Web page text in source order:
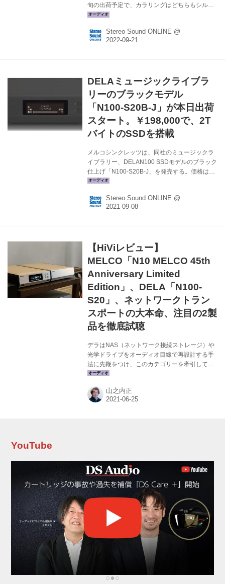
旬の出荷予定で、カラリングはどちらもシルバ
ーのみ。 N50-H20-J ￥198,000（税込、2Tバイ
注生産、6TバイトHDD搭載） N50は、DELAブ
ランドの代名詞となった「N1A」の外観はその
今回新たに2TバイトHDDモデルと、6Tバイト
HDDモデルが登場する。 N1Aからの進化点は以
下の通り。 ●電源部は...
Stereo Sound ONLINE @
DELAミュージックライブラ
リーのブラックモデル
「N100-S20B-J」が本日出荷
スタート。￥198,000で、2T
バイトのSSDを搭載
メルコシンクレッツは、同社のミュージックラ
イブラリー、DELAN100 SSDモデルのブラック
仕上げ「N100-S20B-J」を発売する。価格は
￥198,000（税込）で、本日出荷開始される。
リーとして人気を集めており、以前からブラッ
クモデルが欲しいという要望があったそうだ。
（1.6mm厚）を介し、新規選定された 2.5イン
チのカスタム仕様2TバイトSSDドライブを一基
Stereo Sound ONLINE @
【HiViレビュー】
MELCO「N10 MELCO 45th
Anniversary Limited
Edition」、DELA「N100-
S20」、ネットワークトラン
スポートの大本命、注目の2製
品を徹底試聴
デラはNAS（ネットワーク接続ストレージ）や
光学ドライブをオーディオ目線で再設計する手
法に先鞭をつけ、このカテゴリーを牽引してき
た。フルサイズのN1AとN1Zの各シリーズに加
して選択肢を拡大。さらにネットワークスイッ
チや光学ドライブなど関連機器をHiFi仕様で設
Anniversary Limited Edition（...
山之内正
YouTube